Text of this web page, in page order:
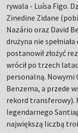
rywala - Luísa Figo.
Zinedine Zidane
Nazário oraz David
drużyna nie
postanowił złożyć
wrócił po trzech
personalną. Nowymi
Benzema, a przede
rekord transferowy).
legendarnego
największą liczbą